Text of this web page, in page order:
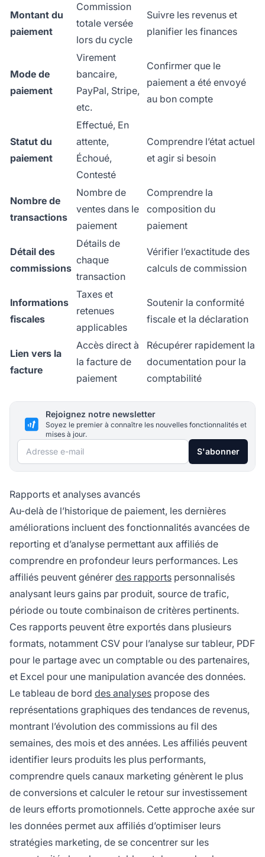
Montant du
paiement
Commission
totale versée
lors du cycle
Suivre les revenus et
planifier les finances
Mode de
paiement
Virement
bancaire,
PayPal, Stripe,
etc.
Confirmer que le
paiement a été envoyé
au bon compte
Statut du
paiement
Effectué, En
attente,
Échoué,
Contesté
Comprendre l’état actuel
et agir si besoin
Nombre de
transactions
Nombre de
ventes dans le
paiement
Comprendre la
composition du
paiement
Détail des
commissions
Détails de
chaque
transaction
Vérifier l’exactitude des
calculs de commission
Informations
fiscales
Taxes et
retenues
applicables
Soutenir la conformité
fiscale et la déclaration
Lien vers la
facture
Accès direct à
la facture de
paiement
Récupérer rapidement la
documentation pour la
comptabilité
Rejoignez notre newsletter
Soyez le premier à connaître les nouvelles fonctionnalités et
mises à jour.
Adresse e-mail S'abonner
Rapports et analyses avancés
Au-delà de l’historique de paiement, les dernières
améliorations incluent des fonctionnalités avancées de
reporting et d’analyse permettant aux affiliés de
comprendre en profondeur leurs performances. Les
affiliés peuvent générer des rapports personnalisés
analysant leurs gains par produit, source de trafic,
période ou toute combinaison de critères pertinents.
Ces rapports peuvent être exportés dans plusieurs
formats, notamment CSV pour l’analyse sur tableur, PDF
pour le partage avec un comptable ou des partenaires,
et Excel pour une manipulation avancée des données.
Le tableau de bord des analyses propose des
représentations graphiques des tendances de revenus,
montrant l’évolution des commissions au fil des
semaines, des mois et des années. Les affiliés peuvent
identifier leurs produits les plus performants,
comprendre quels canaux marketing génèrent le plus
de conversions et calculer le retour sur investissement
de leurs efforts promotionnels. Cette approche axée sur
les données permet aux affiliés d’optimiser leurs
stratégies marketing, de se concentrer sur les